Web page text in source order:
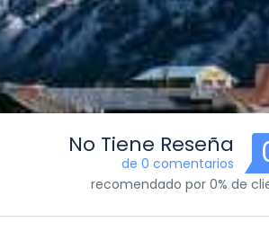
No Tiene Reseña
de 0 comentarios
recomendado por 0% de